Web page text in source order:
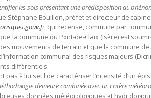
les sols présentant une prédisposition au
Stéphane Bouillon, préfet et directeur de
, qui recense, commune par
la commune du Pont-de-Claix (Isère) est
mouvements de terrain et que la commune de
communal des risques majeurs
différentiels.
pas à lui seul de caractériser l’intensité d’un
demeure combinée avec un critère
données météorologiques et